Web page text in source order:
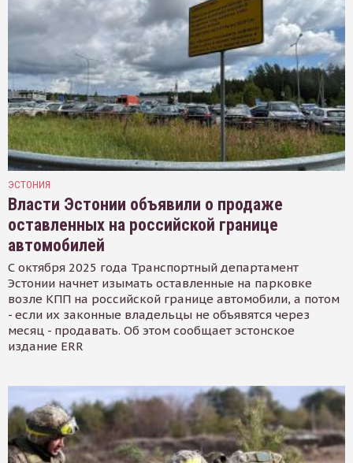
ЭСТОНИЯ
Власти Эстонии объявили о продаже
оставленных на российской границе
автомобилей
С октября 2025 года Транспортный департамент
Эстонии начнет изымать оставленные на парковке
возле КПП на российской границе автомобили, а потом
- если их законные владельцы не объявятся через
месяц - продавать. Об этом сообщает эстонское
издание ERR